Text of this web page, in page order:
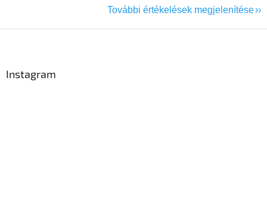
További értékelések megjelenítése
Instagram